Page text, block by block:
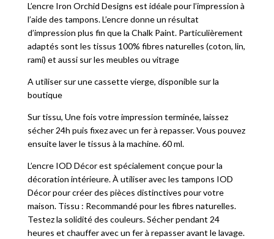
L’encre Iron Orchid Designs est idéale pour l’impression à
l’aide des tampons. L’encre donne un résultat
d’impression plus fin que la Chalk Paint. Particulièrement
adaptés sont les tissus 100% fibres naturelles (coton, lin,
rami) et aussi sur les meubles ou vitrage
A utiliser sur une cassette vierge, disponible sur la
boutique
Sur tissu, Une fois votre impression terminée, laissez
sécher 24h puis fixez avec un fer à repasser. Vous pouvez
ensuite laver le tissus à la machine. 60 ml.
L’encre IOD Décor est spécialement conçue pour la
décoration intérieure. À utiliser avec les tampons IOD
Décor pour créer des pièces distinctives pour votre
maison. Tissu : Recommandé pour les fibres naturelles.
Testez la solidité des couleurs. Sécher pendant 24
heures et chauffer avec un fer à repasser avant le lavage.